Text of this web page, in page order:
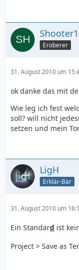
Eroberer
31. August 2010 um
ok danke das mit
Wie leg ich fest
soll? will nicht
setzen und mein
LigH
Erklär-Bär
31. August 2010 um
Ein Standard ist
Project > Save as